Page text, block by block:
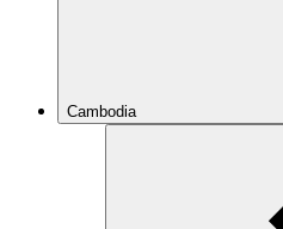
Cambodia